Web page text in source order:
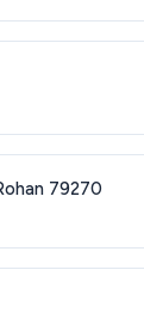
79270